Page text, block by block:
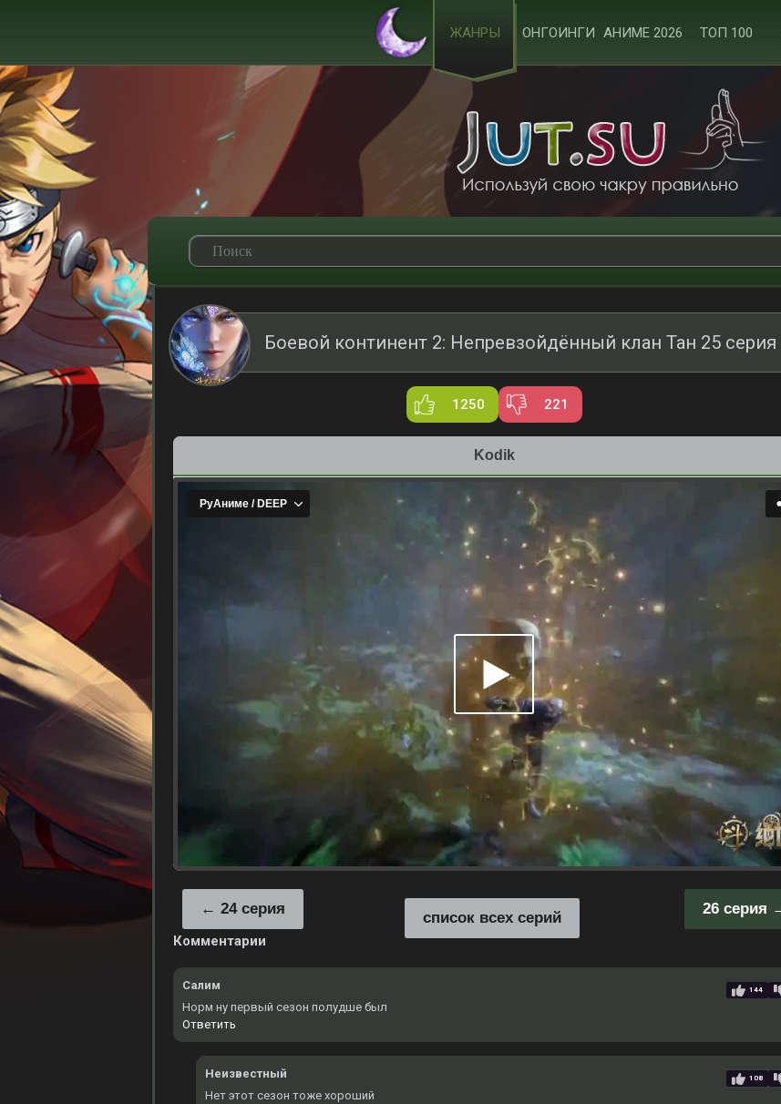
ЖАНРЫ ОНГОИНГИ АНИМЕ 2026 ТОП 100
Боевой континент 2: Непревзойдённый клан Тан 25 серия
1250 221
Kodik
26 серия
24 серия
список всех серий
Комментарии
Салим 144
Норм ну первый сезон полудше был
Ответить
Неизвестный 108
Нет этот сезон тоже хороший